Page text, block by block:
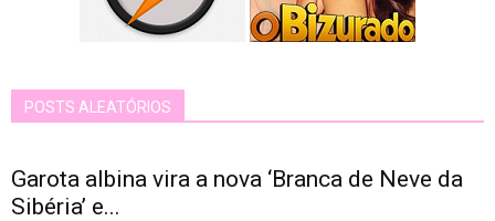
POSTS ALEATÓRIOS
Garota albina vira a nova ‘Branca de Neve da
Sibéria’ e...